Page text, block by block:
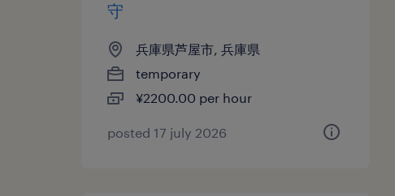
守
兵庫県芦屋市, 兵庫県
temporary
¥2200.00 per hour
posted 17 july 2026